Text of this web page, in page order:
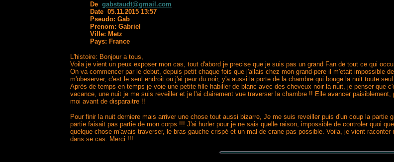
De gabstaudt@gmail.com
Date 05.11.2015 13:57
Pseudo: Gab
Prenom: Gabriel
Ville: Metz
Pays: France
L'histoire: Bonjour a tous,
Voila je vient un peux exposer mon cas, tout d'abord je precise que je suis pas un grand Fan de tout ce qui
On va commencer par le debut, depuis petit chaque fois que j'allais chez mon grand-pere il m'etait impossible
m'obeserver, c'est le seul endroit ou j'ai peur du noir, y'a aussi la porte de la chambre qui bouge la nuit toute
Après de temps en temps je voie une petite fille habiller de blanc avec des cheveux noir la nuit, je penser que
vacance, une nuit je me suis reveiller et je l'ai clairement vue traverser la chambre !! Elle avancer
moi avant de disparaitre !!
Pour finir la nuit derniere mais arriver une chose tout aussi bizarre, Je me suis reveiller puis d'un coup la
partie faisait pas partie de mon corps !!! J'ai hurler pour je ne sais quelle raison, impossible de controler quoi
quelque chose m'avais traverser, le bras gauche crispé et un mal de crane pas possible. Voila, je vient
dans se cas. Merci !!!